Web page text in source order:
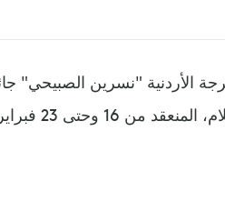
الأردنية "نسرين الصبيحي"